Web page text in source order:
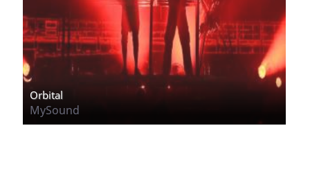
Orbital
MySound